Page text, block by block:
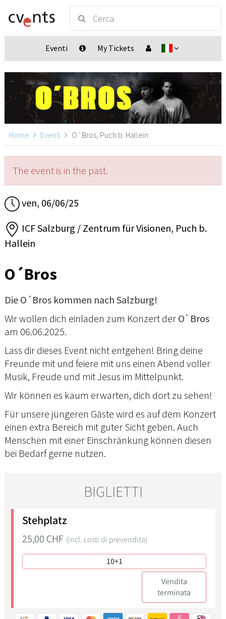
Eventi My Tickets
Home Eventi O´Bros, Puch b. Hallein
The event is in the past.
ven, 06/06/25
ICF Salzburg / Zentrum für Visionen, Puch b.
Hallein
O´Bros
Die O´Bros kommen nach Salzburg!
Wir wollen dich einladen zum Konzert der O`Bros
am 06.06.2025.
Lass dir dieses Event nicht entgehen! Bring deine
Freunde mit und feiere mit uns einen Abend voller
Musik, Freude und mit Jesus im Mittelpunkt.
Wir können es kaum erwarten, dich dort zu sehen!
Für unsere jüngeren Gäste wird es auf dem Konzert
einen extra Bereich mit guter Sicht geben. Auch
Menschen mit einer Einschränkung können diesen
bei Bedarf gerne nutzen.